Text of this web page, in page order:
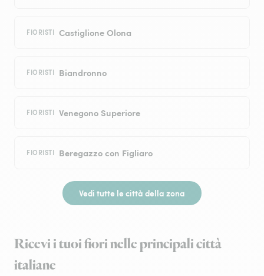
FIORISTI Castiglione Olona
FIORISTI Biandronno
FIORISTI Venegono Superiore
FIORISTI Beregazzo con Figliaro
Vedi tutte le città della zona
Ricevi i tuoi fiori nelle principali città
italiane